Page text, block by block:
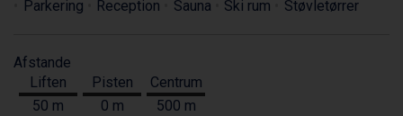
Parkering
Reception Sauna Ski rum Støvletørrer
Afstande
Liften
50 m
Pisten
0 m
Centrum
500 m